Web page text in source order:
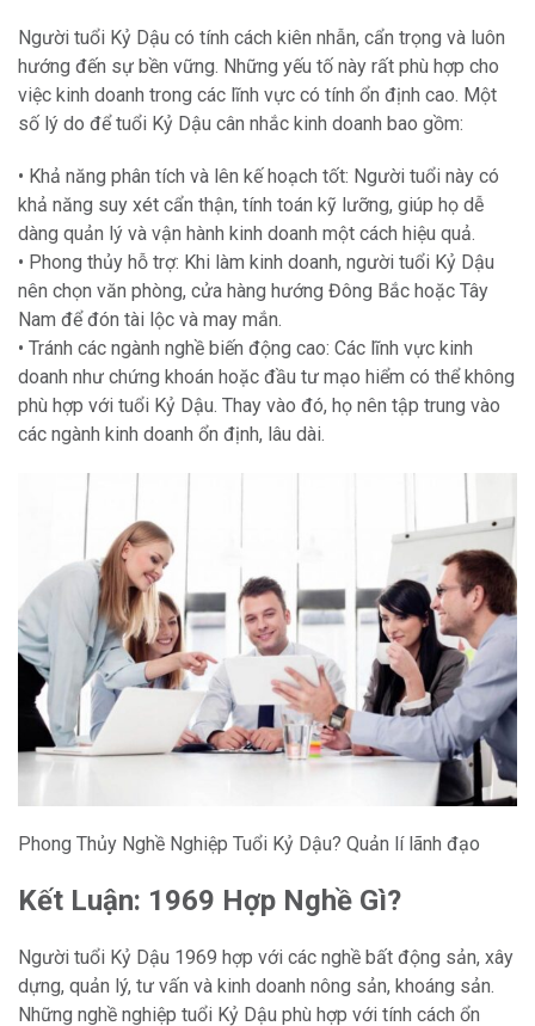
Người tuổi Kỷ Dậu có tính cách kiên nhẫn, cẩn trọng và luôn
hướng đến sự bền vững. Những yếu tố này rất phù hợp cho
việc kinh doanh trong các lĩnh vực có tính ổn định cao. Một
số lý do để tuổi Kỷ Dậu cân nhắc kinh doanh bao gồm:
• Khả năng phân tích và lên kế hoạch tốt: Người tuổi này có
khả năng suy xét cẩn thận, tính toán kỹ lưỡng, giúp họ dễ
dàng quản lý và vận hành kinh doanh một cách hiệu quả.
• Phong thủy hỗ trợ: Khi làm kinh doanh, người tuổi Kỷ Dậu
nên chọn văn phòng, cửa hàng hướng Đông Bắc hoặc Tây
Nam để đón tài lộc và may mắn.
• Tránh các ngành nghề biến động cao: Các lĩnh vực kinh
doanh như chứng khoán hoặc đầu tư mạo hiểm có thể không
phù hợp với tuổi Kỷ Dậu. Thay vào đó, họ nên tập trung vào
các ngành kinh doanh ổn định, lâu dài.
Phong Thủy Nghề Nghiệp Tuổi Kỷ Dậu? Quản lí lãnh đạo
Kết Luận: 1969 Hợp Nghề Gì?
Người tuổi Kỷ Dậu 1969 hợp với các nghề bất động sản, xây
dựng, quản lý, tư vấn và kinh doanh nông sản, khoáng sản.
Những nghề nghiệp tuổi Kỷ Dậu phù hợp với tính cách ổn